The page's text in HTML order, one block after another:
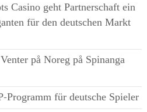
Casino geht Partnerschaft ein
für den deutschen Markt
på Noreg på Spinanga
Programm für deutsche Spieler